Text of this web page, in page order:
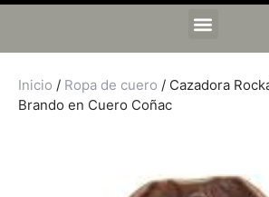
Inicio / Ropa de cuero / Cazadora
Brando en Cuero Coñac